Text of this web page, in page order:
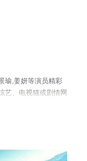
瑜,姜妍等演员精彩
艺、电视猫或剧情网